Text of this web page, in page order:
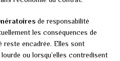
de responsabilité
les conséquences de
reste encadrée. Elles sont
ou lorsqu’elles contredisent